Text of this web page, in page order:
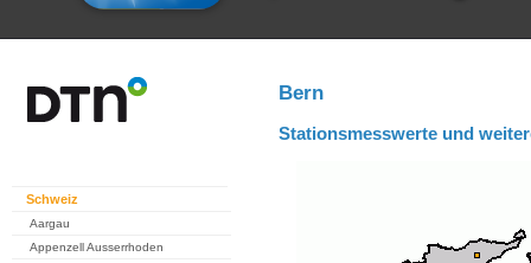
Schweiz
Aargau
Appenzell Ausserrhoden
Bern
Stationsmesswerte und